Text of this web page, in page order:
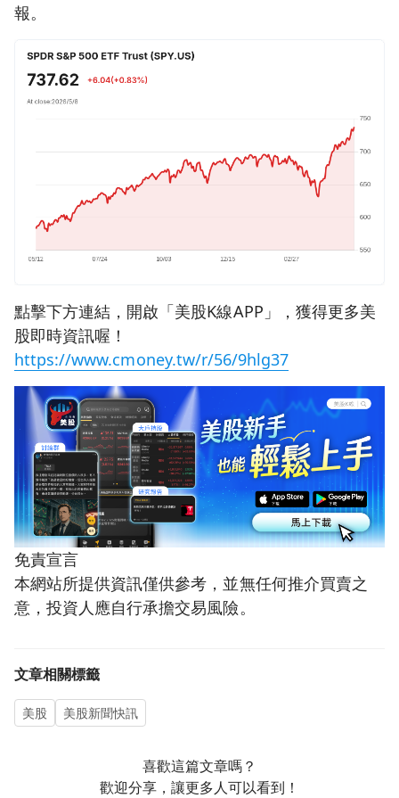
報。
點擊下方連結，開啟「美股K線APP」，獲得更多美
股即時資訊喔！
https://www.cmoney.tw/r/56/9hlg37
免責宣言
本網站所提供資訊僅供參考，並無任何推介買賣之
意，投資人應自行承擔交易風險。
文章相關標籤
美股 美股新聞快訊
喜歡這篇文章嗎？
歡迎分享，讓更多人可以看到！